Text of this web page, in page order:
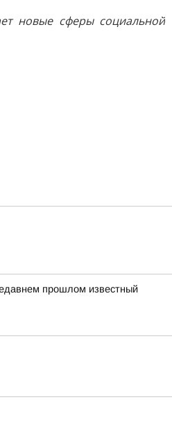
новые сферы социальной
прошлом известный